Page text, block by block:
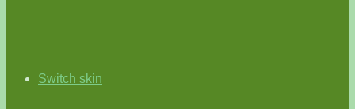
Switch skin